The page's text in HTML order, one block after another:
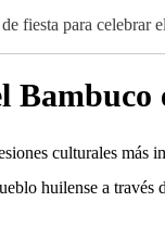
fiesta para celebrar
culturales
huilense a través